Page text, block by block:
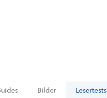
Bilder Lesertests